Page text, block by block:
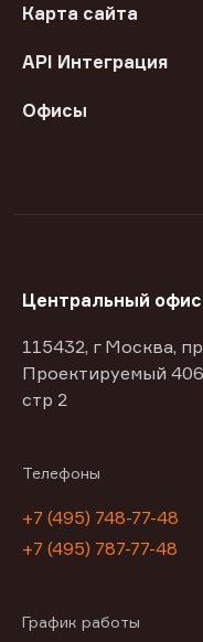
Карта сайта
API Интеграция
Офисы
Центральный офис
115432, г Москва,
Проектируемый
стр 2
Телефоны
+7 (495) 748-77-48
+7 (495) 787-77-48
График работы